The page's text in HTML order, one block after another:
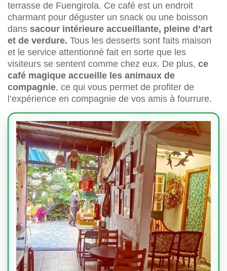
terrasse de Fuengirola. Ce café est un endroit
charmant pour déguster un snack ou une boisson
dans sacour intérieure accueillante, pleine d’art
et de verdure. Tous les desserts sont faits maison
et le service attentionné fait en sorte que les
visiteurs se sentent comme chez eux. De plus, ce
café magique accueille les animaux de
compagnie, ce qui vous permet de profiter de
l’expérience en compagnie de vos amis à fourrure.